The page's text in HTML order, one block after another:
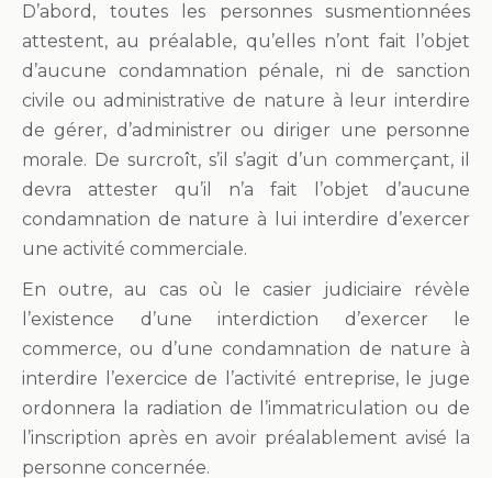
D’abord, toutes les personnes susmentionnées
attestent, au préalable, qu’elles n’ont fait l’objet
d’aucune condamnation pénale, ni de sanction
civile ou administrative de nature à leur interdire
de gérer, d’administrer ou diriger une personne
morale. De surcroît, s’il s’agit d’un commerçant, il
devra attester qu’il n’a fait l’objet d’aucune
condamnation de nature à lui interdire d’exercer
une activité commerciale.
En outre, au cas où le casier judiciaire révèle
l’existence d’une interdiction d’exercer le
commerce, ou d’une condamnation de nature à
interdire l’exercice de l’activité entreprise, le juge
ordonnera la radiation de l’immatriculation ou de
l’inscription après en avoir préalablement avisé la
personne concernée.